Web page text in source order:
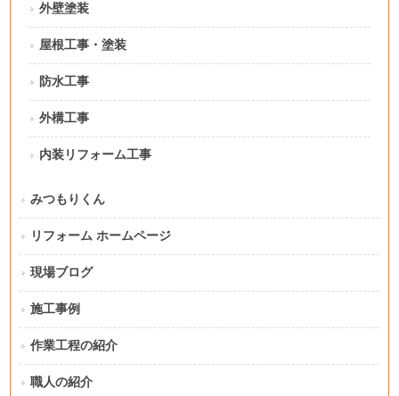
外壁塗装
屋根工事・塗装
防水工事
外構工事
内装リフォーム工事
みつもりくん
リフォーム ホームページ
現場ブログ
施工事例
作業工程の紹介
職人の紹介